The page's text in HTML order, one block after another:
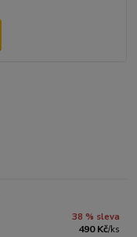
38 % sleva
490 Kč/ks